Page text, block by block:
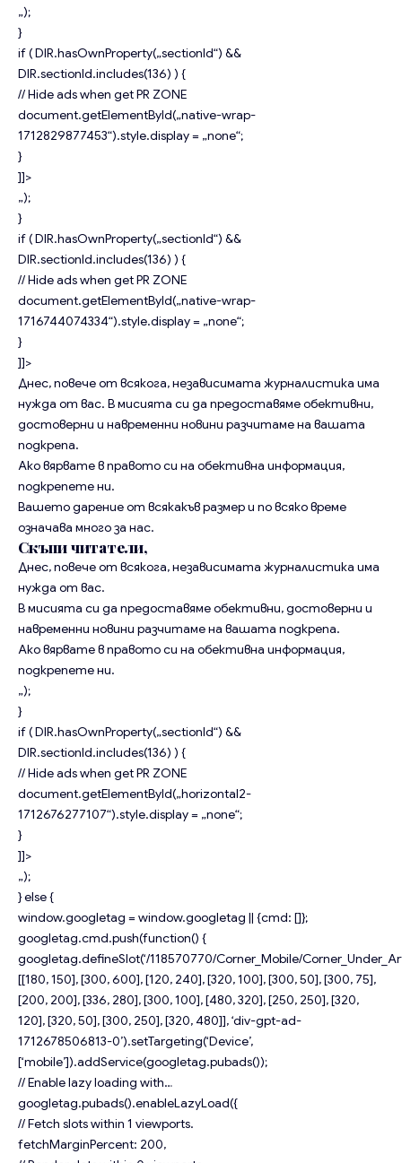
„);
}
if ( DIR.hasOwnProperty(„sectionId“) &&
DIR.sectionId.includes(136) ) {
// Hide ads when get PR ZONE
document.getElementById(„native-wrap-
1712829877453“).style.display = „none“;
}
]]>
„);
}
if ( DIR.hasOwnProperty(„sectionId“) &&
DIR.sectionId.includes(136) ) {
// Hide ads when get PR ZONE
document.getElementById(„native-wrap-
1716744074334“).style.display = „none“;
}
]]>
Днес, повече от всякога, независимата журналистика има
нужда от вас. В мисията си да предоставяме обективни,
достоверни и навременни новини разчитаме на вашата
подкрепа.
Ако вярвате в правото си на обективна информация,
подкрепете ни.
Вашето дарение от всякакъв размер и по всяко време
означава много за нас.
Скъпи читатели,
Днес, повече от всякога, независимата журналистика има
нужда от вас.
В мисията си да предоставяме обективни, достоверни и
навременни новини разчитаме на вашата подкрепа.
Ако вярвате в правото си на обективна информация,
подкрепете ни.
„);
}
if ( DIR.hasOwnProperty(„sectionId“) &&
DIR.sectionId.includes(136) ) {
// Hide ads when get PR ZONE
document.getElementById(„horizontal2-
1712676277107“).style.display = „none“;
}
]]>
„);
} else {
window.googletag = window.googletag || {cmd: []};
googletag.cmd.push(function() {
googletag.defineSlot(‘/118570770/Corner_Mobile/
[[180, 150], [300, 600], [120, 240], [320, 100], [300, 50], [300, 75],
[200, 200], [336, 280], [300, 100], [480, 320], [250, 250], [320,
120], [320, 50], [300, 250], [320, 480]], ‘div-gpt-ad-
1712678506813-0’).setTargeting(‘Device’,
[‘mobile’]).addService(googletag.pubads());
// Enable lazy loading with…
googletag.pubads().enableLazyLoad({
// Fetch slots within 1 viewports.
fetchMarginPercent: 200,